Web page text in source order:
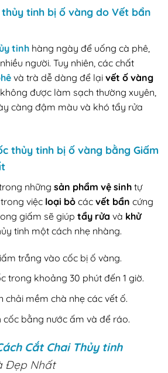
tinh bị ố vàng do Vết bẩn
tinh hàng ngày để uống cà phê,
người. Tuy nhiên, các chất
và trà dễ dàng để lại vết ố vàng
được làm sạch thường xuyên,
càng đậm màu và khó tẩy rửa
thủy tinh bị ố vàng bằng Giấm
những sản phẩm vệ sinh tự
việc loại bỏ các vết bẩn cứng
giấm sẽ giúp tẩy rửa và khử
tinh một cách nhẹ nhàng.
trắng vào cốc bị ố vàng.
trong khoảng 30 phút đến 1 giờ.
chải mềm chà nhẹ các vết ố.
bằng nước ấm và để ráo.
Cắt Chai Thủy tinh
Đẹp Nhất